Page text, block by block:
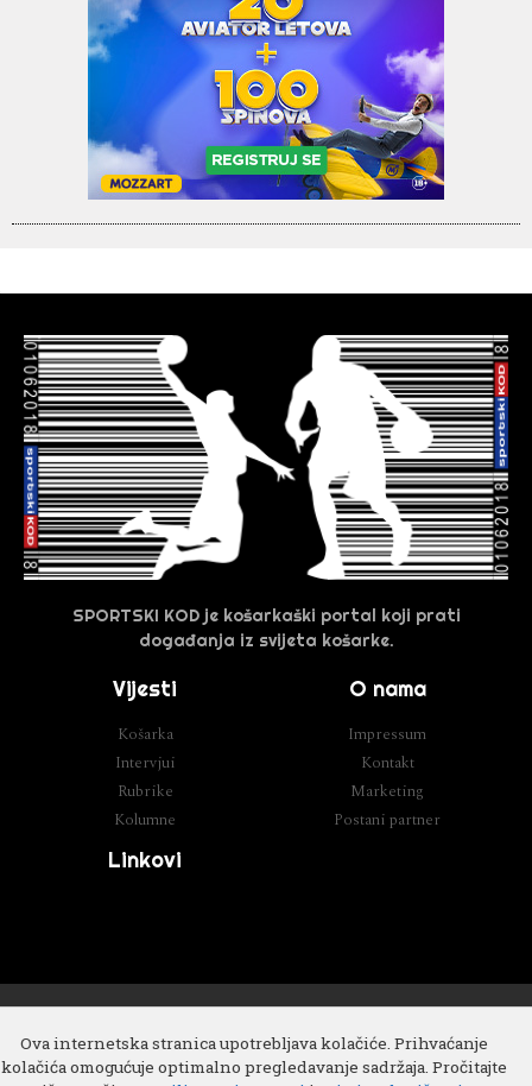
Ova internetska stranica upotrebljava kolačiće. Prihvaćanje
kolačića omogućuje optimalno pregledavanje sadržaja. Pročitajte
SPORTSKI KOD je košarkaški portal koji prati
događanja iz svijeta košarke.
Vijesti
Košarka
Intervjui
Rubrike
Kolumne
O nama
Impressum
Kontakt
Marketing
Postani partner
Linkovi